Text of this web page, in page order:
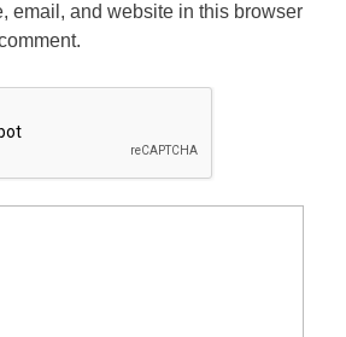
email, and website in this browser